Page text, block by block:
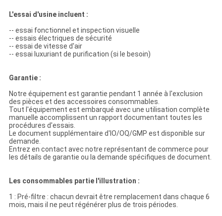
L'essai d'usine incluent :
-- essai fonctionnel et inspection visuelle
-- essais électriques de sécurité
-- essai de vitesse d'air
-- essai luxuriant de purification (si le besoin)
Garantie :
Notre équipement est garantie pendant 1 année à l'exclusion
des pièces et des accessoires consommables.
Tout l'équipement est embarqué avec une utilisation complète
manuelle accomplissent un rapport documentant toutes les
procédures d'essais.
Le document supplémentaire d'IO/OQ/GMP est disponible sur
demande.
Entrez en contact avec notre représentant de commerce pour
les détails de garantie ou la demande spécifiques de document.
Les consommables partie l'illustration :
1 : Pré-filtre : chacun devrait être remplacement dans chaque 6
mois, mais il ne peut régénérer plus de trois périodes.